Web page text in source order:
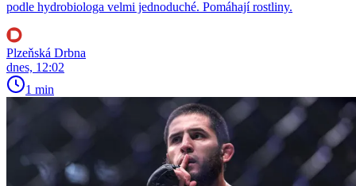
podle hydrobiologa velmi jednoduché. Pomáhají rostliny.
Plzeňská Drbna
dnes, 12:02
1 min